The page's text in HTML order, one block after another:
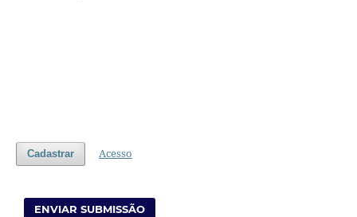
Cadastrar Acesso
ENVIAR SUBMISSÃO